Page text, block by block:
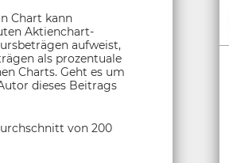
Chart kann
Aktienchart-
aufweist,
als prozentuale
Charts. Geht es um
dieses Beitrags
von 200